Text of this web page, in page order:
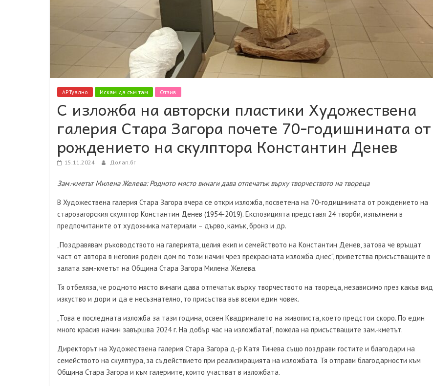
АРТуално Искам да съм там Отзив
С изложба на авторски пластики Художествена
галерия Стара Загора почете 70-годишнината от
рождението на скулптора Константин Денев
15.11.2024 Долап.бг
Зам.-кметът Милена Желева: Родното място винаги дава отпечатък върху творчеството на твореца
В Художествена галерия Стара Загора вчера се откри изложба, посветена на 70-годишнината от рождението на
старозагорския скулптор Константин Денев (1954-2019). Експозицията представя 24 творби, изпълнени в
предпочитаните от художника материали – дърво, камък, бронз и др.
„Поздравявам ръководството на галерията, целия екип и семейството на Константин Денев, затова че връщат
част от автора в неговия роден дом по този начин чрез прекрасната изложба днес“, приветства присъстващите в
залата зам.-кметът на Община Стара Загора Милена Желева.
Тя отбеляза, че родното място винаги дава отпечатък върху творчеството на твореца, независимо през какъв вид
изкуство и дори и да е несъзнателно, то присъства във всеки един човек.
„Това е последната изложба за тази година, освен Квадриналето на живописта, което предстои скоро. По един
много красив начин завършва 2024 г. На добър час на изложбата!“, пожела на присъстващите зам.-кметът.
Директорът на Художествена галерия Стара Загора д-р Катя Тинева също поздрави гостите и благодари на
семейството на скулптура, за съдействието при реализирацията на изложбата. Тя отправи благодарности към
Община Стара Загора и към галериите, които участват в изложбата.